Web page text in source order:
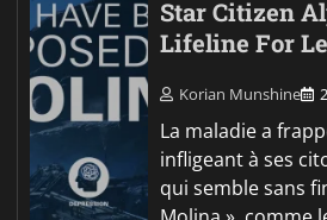
Star Citizen
Lifeline For
Korian Munshine
La maladie a
infligeant à ses
qui semble sans